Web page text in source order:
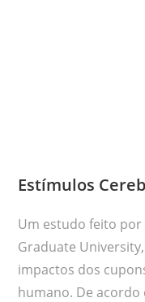
Estímulos
Um estudo feito
Graduate
impactos dos
humano. De